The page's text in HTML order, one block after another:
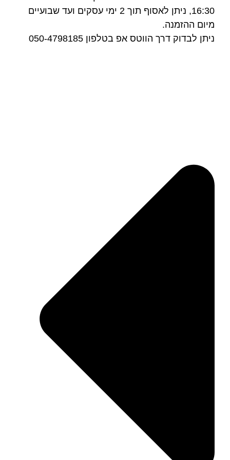
16:30, ניתן לאסוף תוך 2 ימי עסקים ועד שבועיים
מיום ההזמנה.
ניתן לבדוק דרך הווטס אפ בטלפון 050-4798185